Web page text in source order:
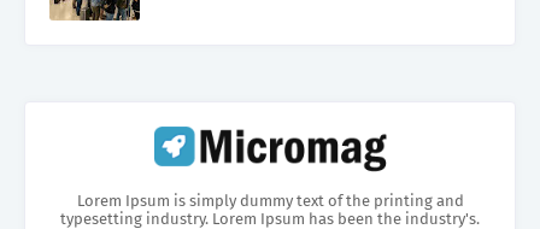
Lorem Ipsum is simply dummy text of the printing and
typesetting industry. Lorem Ipsum has been the industry's.